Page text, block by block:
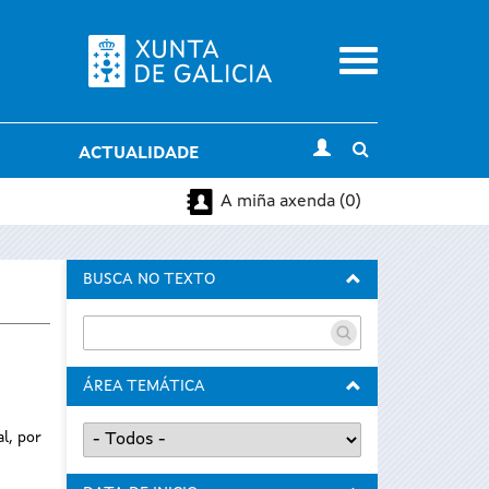
Menu
ACTUALIDADE
search
A miña axenda (0)
por
BUSCA NO TEXTO
ÁREA TEMÁTICA